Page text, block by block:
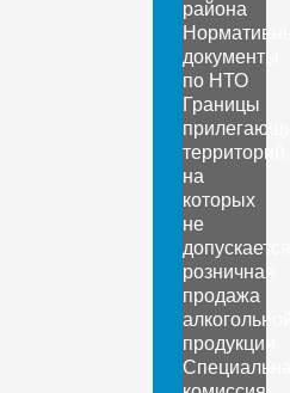
района
документы
по НТО
Границы
территорий,
на
которых
не
допускается
розничная
продажа
продукции